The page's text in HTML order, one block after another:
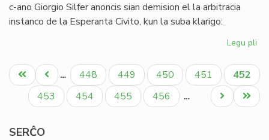
c-ano Giorgio Silfer anoncis sian demision el la arbitracia
instanco de la Esperanta Civito, kun la suba klarigo:
Legu pli
la
Pagination
Unua
paĝo
Antaŭa
paĝo
… Paĝo
448 Paĝo
449 Paĝo
450 Paĝo
451
Aktuala
paĝo
452
Paĝo
453 Paĝo
454 Paĝo
455 Paĝo
456 …
Last
page
Next
page
SERĈO